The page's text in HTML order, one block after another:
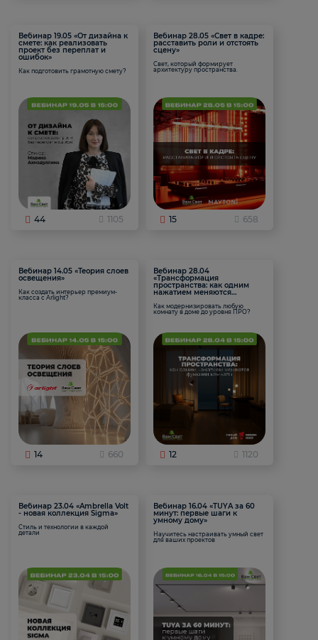
Вебинар 19.05 «От дизайна к
смете: как реализовать
проект без переплат и
ошибок»
Как подготовить грамотную смету?
44 1105
Вебинар 28.05 «Свет в кадре:
расставить роли и отстоять
сцену»
Свет, который формирует
архитектуру пространства.
15 658
Вебинар 14.05 «Теория слоев
освещения»
Как создать интерьер премиум-
класса с Arlight?
14 660
Вебинар 28.04
«Трансформация
пространства: как одним
нажатием меняются
Как модернизировать любую
комнату в доме до уровня ПРО?
12 1120
Вебинар 23.04 «Ambrella Volt
- новая коллекция Sigma»
Стиль и технологии в каждой
детали
Вебинар 16.04 «TUYA за 60
минут: первые шаги к
умному дому»
Научитесь настраивать умный свет
для ваших проектов